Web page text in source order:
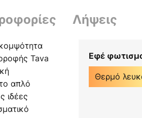
Λήψεις
Tava
απλό
ιδέες
Εφέ
Θερμό